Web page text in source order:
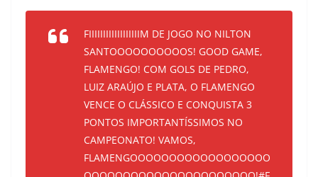
FIIIIIIIIIIIIIIIIIIM DE JOGO NO NILTON
SANTOOOOOOOOOOS! GOOD GAME,
FLAMENGO! COM GOLS DE PEDRO,
LUIZ ARAÚJO E PLATA, O FLAMENGO
VENCE O CLÁSSICO E CONQUISTA 3
PONTOS IMPORTANTÍSSIMOS NO
CAMPEONATO! VAMOS,
FLAMENGOOOOOOOOOOOOOOOOOO